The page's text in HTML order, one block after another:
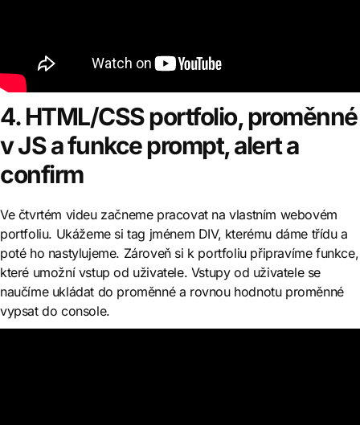
4. HTML/CSS portfolio, proměnné
v JS a funkce prompt, alert a
confirm
Ve čtvrtém videu začneme pracovat na vlastním webovém
portfoliu. Ukážeme si tag jménem DIV, kterému dáme třídu a
poté ho nastylujeme. Zároveň si k portfoliu připravíme funkce,
které umožní vstup od uživatele. Vstupy od uživatele se
naučíme ukládat do proměnné a rovnou hodnotu proměnné
vypsat do console.